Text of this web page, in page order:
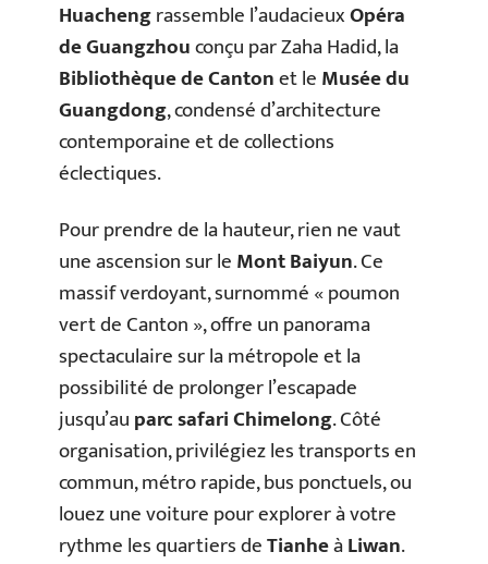
Huachengrassemble l’audacieuxOpéra
de Guangzhouconçu par Zaha Hadid, la
Bibliothèque de Cantonet leMusée du
Guangdong, condensé d’architecture
contemporaine et de collections
éclectiques.
Pour prendre de la hauteur, rien ne vaut
une ascension sur leMont Baiyun. Ce
massif verdoyant, surnommé « poumon
vert de Canton », offre un panorama
spectaculaire sur la métropole et la
possibilité de prolonger l’escapade
jusqu’auparc safari Chimelong. Côté
organisation, privilégiez les transports en
commun, métro rapide, bus ponctuels, ou
louez une voiture pour explorer à votre
rythme les quartiers deTianheàLiwan.